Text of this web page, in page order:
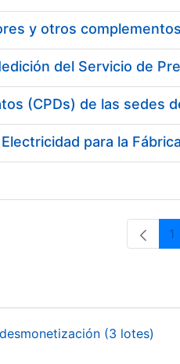
y otros complementos
1
(3 lotes)